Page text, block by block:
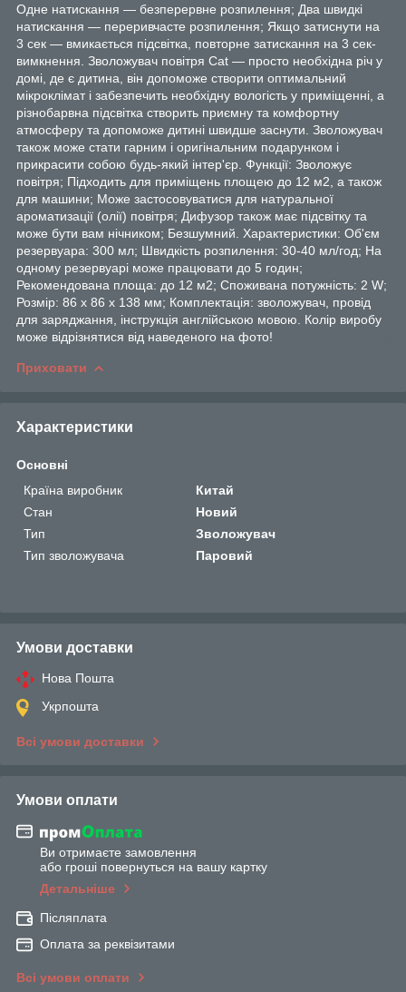
Одне натискання — безперервне розпилення; Два швидкі
натискання — переривчасте розпилення; Якщо затиснути на
3 сек — вмикається підсвітка, повторне затискання на 3 сек-
вимкнення. Зволожувач повітря Cat — просто необхідна річ у
домі, де є дитина, він допоможе створити оптимальний
мікроклімат і забезпечить необхідну вологість у приміщенні, а
різнобарвна підсвітка створить приємну та комфортну
атмосферу та допоможе дитині швидше заснути. Зволожувач
також може стати гарним і оригінальним подарунком і
прикрасити собою будь-який інтер'єр. Функції: Зволожує
повітря; Підходить для приміщень площею до 12 м2, а також
для машини; Може застосовуватися для натуральної
ароматизації (олії) повітря; Дифузор також має підсвітку та
може бути вам нічником; Безшумний. Характеристики: Об'єм
резервуара: 300 мл; Швидкість розпилення: 30-40 мл/год; На
одному резервуарі може працювати до 5 годин;
Рекомендована площа: до 12 м2; Споживана потужність: 2 W;
Розмір: 86 х 86 х 138 мм; Комплектація: зволожувач, провід
для заряджання, інструкція англійською мовою. Колір виробу
може відрізнятися від наведеного на фото!
Приховати
Характеристики
Основні
Країна виробник
Китай
Стан
Новий
Тип
Зволожувач
Тип зволожувача
Паровий
Умови доставки
Нова Пошта
Укрпошта
Всі умови доставки
Умови оплати
Ви отримаєте замовлення
або гроші повернуться на вашу картку
Детальніше
Післяплата
Оплата за реквізитами
Всі умови оплати